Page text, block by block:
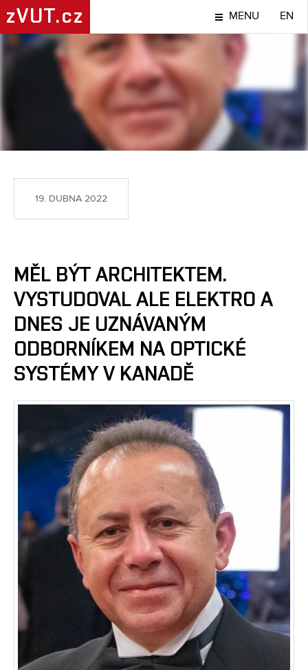
zVUT.cz MENU EN
LIDÉ
19. DUBNA 2022
MĚL BÝT ARCHITEKTEM.
VYSTUDOVAL ALE ELEKTRO A
DNES JE UZNÁVANÝM
ODBORNÍKEM NA OPTICKÉ
SYSTÉMY V KANADĚ